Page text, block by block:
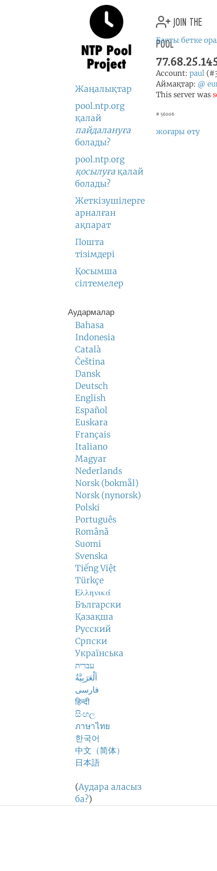
Жаңалықтар
pool.ntp.org
қалай
пайдалануға
болады?
pool.ntp.org
қосылуғақалай
болады?
Жеткізушілерге
арналған
ақпарат
Пошта
тізімдері
Қосымша
сілтемелер
Аудармалар
Bahasa
Indonesia
Català
Čeština
Dansk
Deutsch
English
Español
Euskara
Français
Italiano
Magyar
Nederlands
Norsk (bokmål)
Norsk (nynorsk)
Polski
Português
Română
Suomi
Svenska
Tiếng Việt
Türkçe
Ελληνικά
Български
Қазақша
Русский
Српски
Українська
עברית
اَلْعَرَبِيَّةُ
فارسی
हिन्दी
සිංහල
ภาษาไทย
한국어
中文（简体）
日本語
(Аудара аласыз
ба?)
join the
pool
Басты бетке
Account: paul
Аймақтар: @
This server was
# 56006
жоғары өту